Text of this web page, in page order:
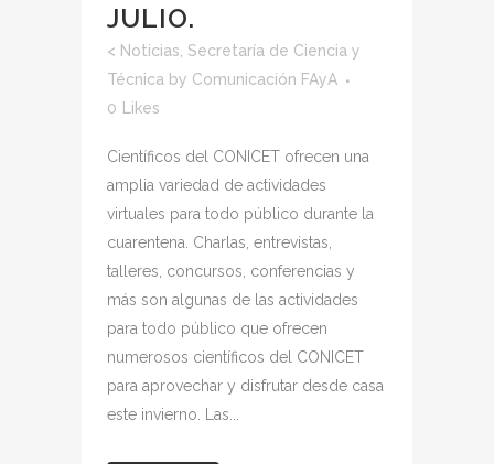
JULIO.
< Noticias Secretaría de Ciencia y
Técnica by Comunicación FAyA
0
Likes
Científicos del CONICET ofrecen una
amplia variedad de actividades
virtuales para todo público durante la
cuarentena. Charlas, entrevistas,
talleres, concursos, conferencias y
más son algunas de las actividades
para todo público que ofrecen
numerosos científicos del CONICET
para aprovechar y disfrutar desde casa
este invierno. Las...